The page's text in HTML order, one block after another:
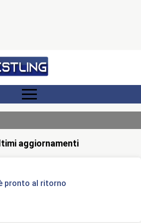
aggiornamenti
pronto al ritorno